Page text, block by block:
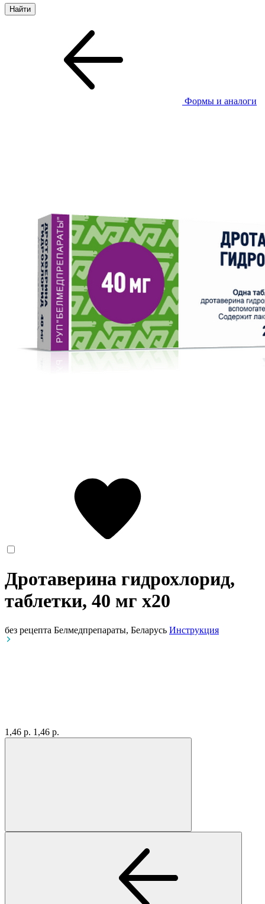
Формы и аналоги
Дротаверина гидрохлорид,
таблетки, 40 мг x20
без рецепта Белмедпрепараты, Беларусь Инструкция
1,46 р. 1,46 р.